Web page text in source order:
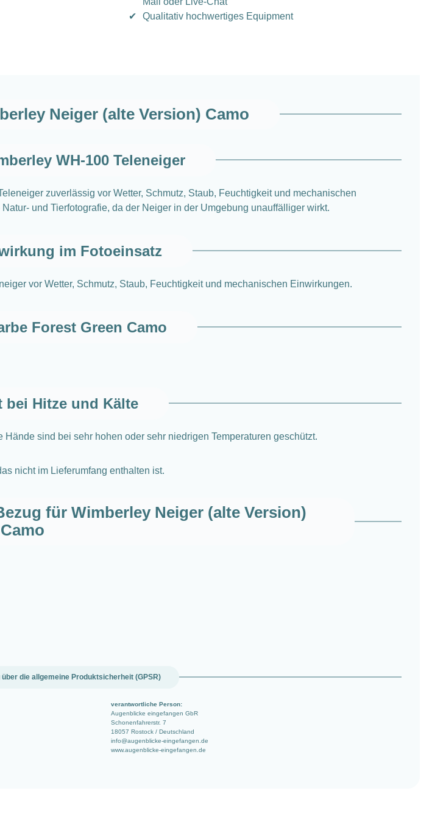
✔
Qualitativ hochwertiges Equipment
Neiger (alte Version) Camo
WH-100 Teleneiger
zuverlässig vor Wetter, Schmutz, Staub, Feuchtigkeit und mechanischen
und Tierfotografie, da der Neiger in der Umgebung unauffälliger wirkt.
im Fotoeinsatz
vor Wetter, Schmutz, Staub, Feuchtigkeit und mechanischen Einwirkungen.
Forest Green Camo
bei Hitze und Kälte
sind bei sehr hohen oder sehr niedrigen Temperaturen geschützt.
nicht im Lieferumfang enthalten ist.
für Wimberley Neiger (alte Version)
Camo
die allgemeine Produktsicherheit (GPSR)
verantwortliche Person:
Augenblicke eingefangen GbR
Schonenfahrerstr. 7
18057 Rostock / Deutschland
info@augenblicke-eingefangen.de
www.augenblicke-eingefangen.de